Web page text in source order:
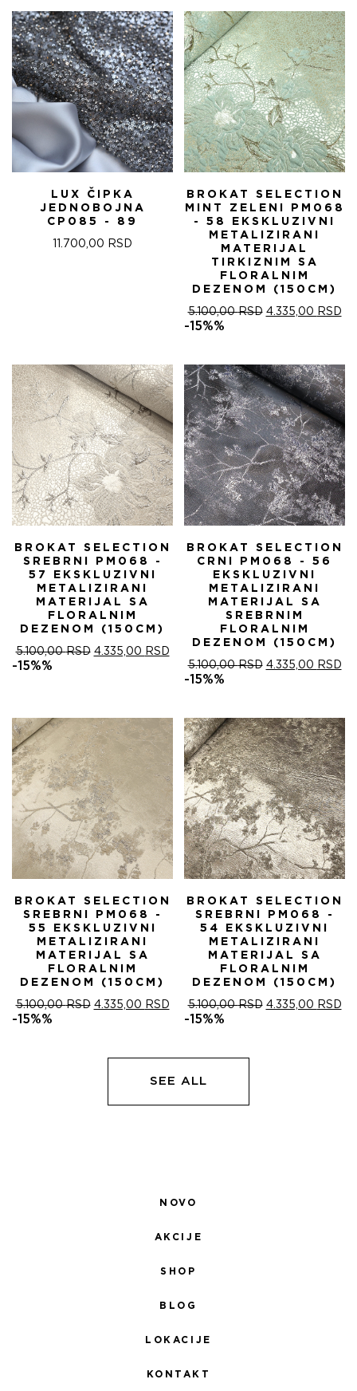
5.100,00 RSD.
LUX ČIPKA
JEDNOBOJNA
CP085 - 89
11.700,00 RSD
BROKAT SELECTION
MINT ZELENI PM068
- 58 EKSKLUZIVNI
METALIZIRANI
MATERIJAL
TIRKIZNIM SA
FLORALNIM
DEZENOM (150CM)
5.100,00RSD ОРИГИНАЛНА
5.100,00 RSD.
4.335,00 RSD
-15%%
BROKAT SELECTION
SREBRNI PM068 -
57 EKSKLUZIVNI
METALIZIRANI
MATERIJAL SA
FLORALNIM
DEZENOM (150CM)
5.100,00RSD ОРИГИНАЛНА
4.335,00 RSDТРЕНУТНА
ЦЕНА
-15%%
BROKAT SELECTION
CRNI PM068 - 56
EKSKLUZIVNI
METALIZIRANI
MATERIJAL SA
SREBRNIM
FLORALNIM
DEZENOM (150CM)
5.100,00RSD ОРИГИНАЛНА
5.100,00 RSD.
4.335,00 RSD
-15%%
BROKAT SELECTION
SREBRNI PM068 -
55 EKSKLUZIVNI
METALIZIRANI
MATERIJAL SA
FLORALNIM
DEZENOM (150CM)
5.100,00RSD ОРИГИНАЛНА
5.100,00 RSD.
4.335,00 RSDТРЕНУТНА
ЦЕНА
-15%%
BROKAT SELECTION
SREBRNI PM068 -
54 EKSKLUZIVNI
METALIZIRANI
MATERIJAL SA
FLORALNIM
DEZENOM (150CM)
5.100,00RSD ОРИГИНАЛНА
4.335,00 RSD
-15%%
SEE ALL
NOVO
AKCIJE
SHOP
BLOG
LOKACIJE
KONTAKT